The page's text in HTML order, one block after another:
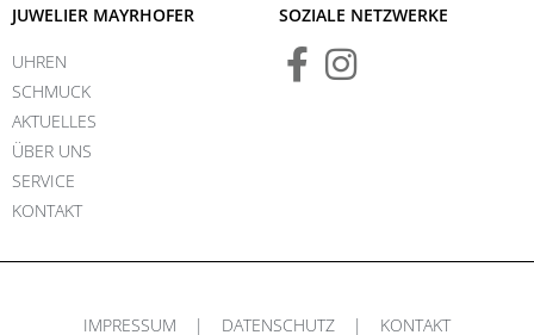
JUWELIER MAYRHOFER
UHREN
SCHMUCK
AKTUELLES
ÜBER UNS
SERVICE
KONTAKT
SOZIALE NETZWERKE
IMPRESSUM | DATENSCHUTZ | KONTAKT